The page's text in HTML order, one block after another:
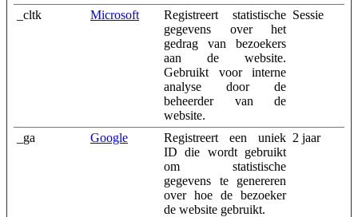
_cltk Microsoft
Registreert statistische
gegevens over het
gedrag van bezoekers
aan de website.
Gebruikt voor interne
analyse door de
beheerder van de
website.
Sessie
_ga Google
Registreert een uniek
ID die wordt gebruikt
om statistische
gegevens te genereren
over hoe de bezoeker
de website gebruikt.
2 jaar